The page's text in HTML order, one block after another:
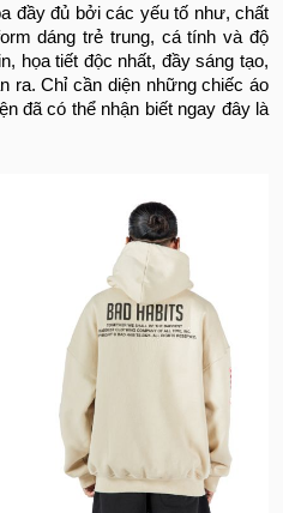
đầy đủ bởi các yếu tố như, chất
dáng trẻ trung, cá tính và độ
họa tiết độc nhất, đầy sáng tạo,
ra. Chỉ cần diện những chiếc áo
đã có thể nhận biết ngay đây là